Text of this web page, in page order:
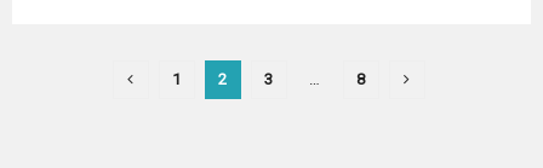
1 2 3 8